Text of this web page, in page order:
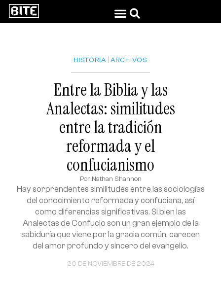
HISTORIA ARCHIVOS
Entre la Biblia y las
Analectas: similitudes
entre la tradición
reformada y el
confucianismo
Por Nathan Shannon
20 DE NOVIEMBRE DE 2024
Hay sorprendentes similitudes entre las sociologías
del conocimiento reformada y confuciana, así
como diferencias significativas. Si bien las
Analectas de Confucio son un gran ejemplo de la
sabiduría que viene por la gracia común, carecen
del amor profundo y sincero del evangelio.